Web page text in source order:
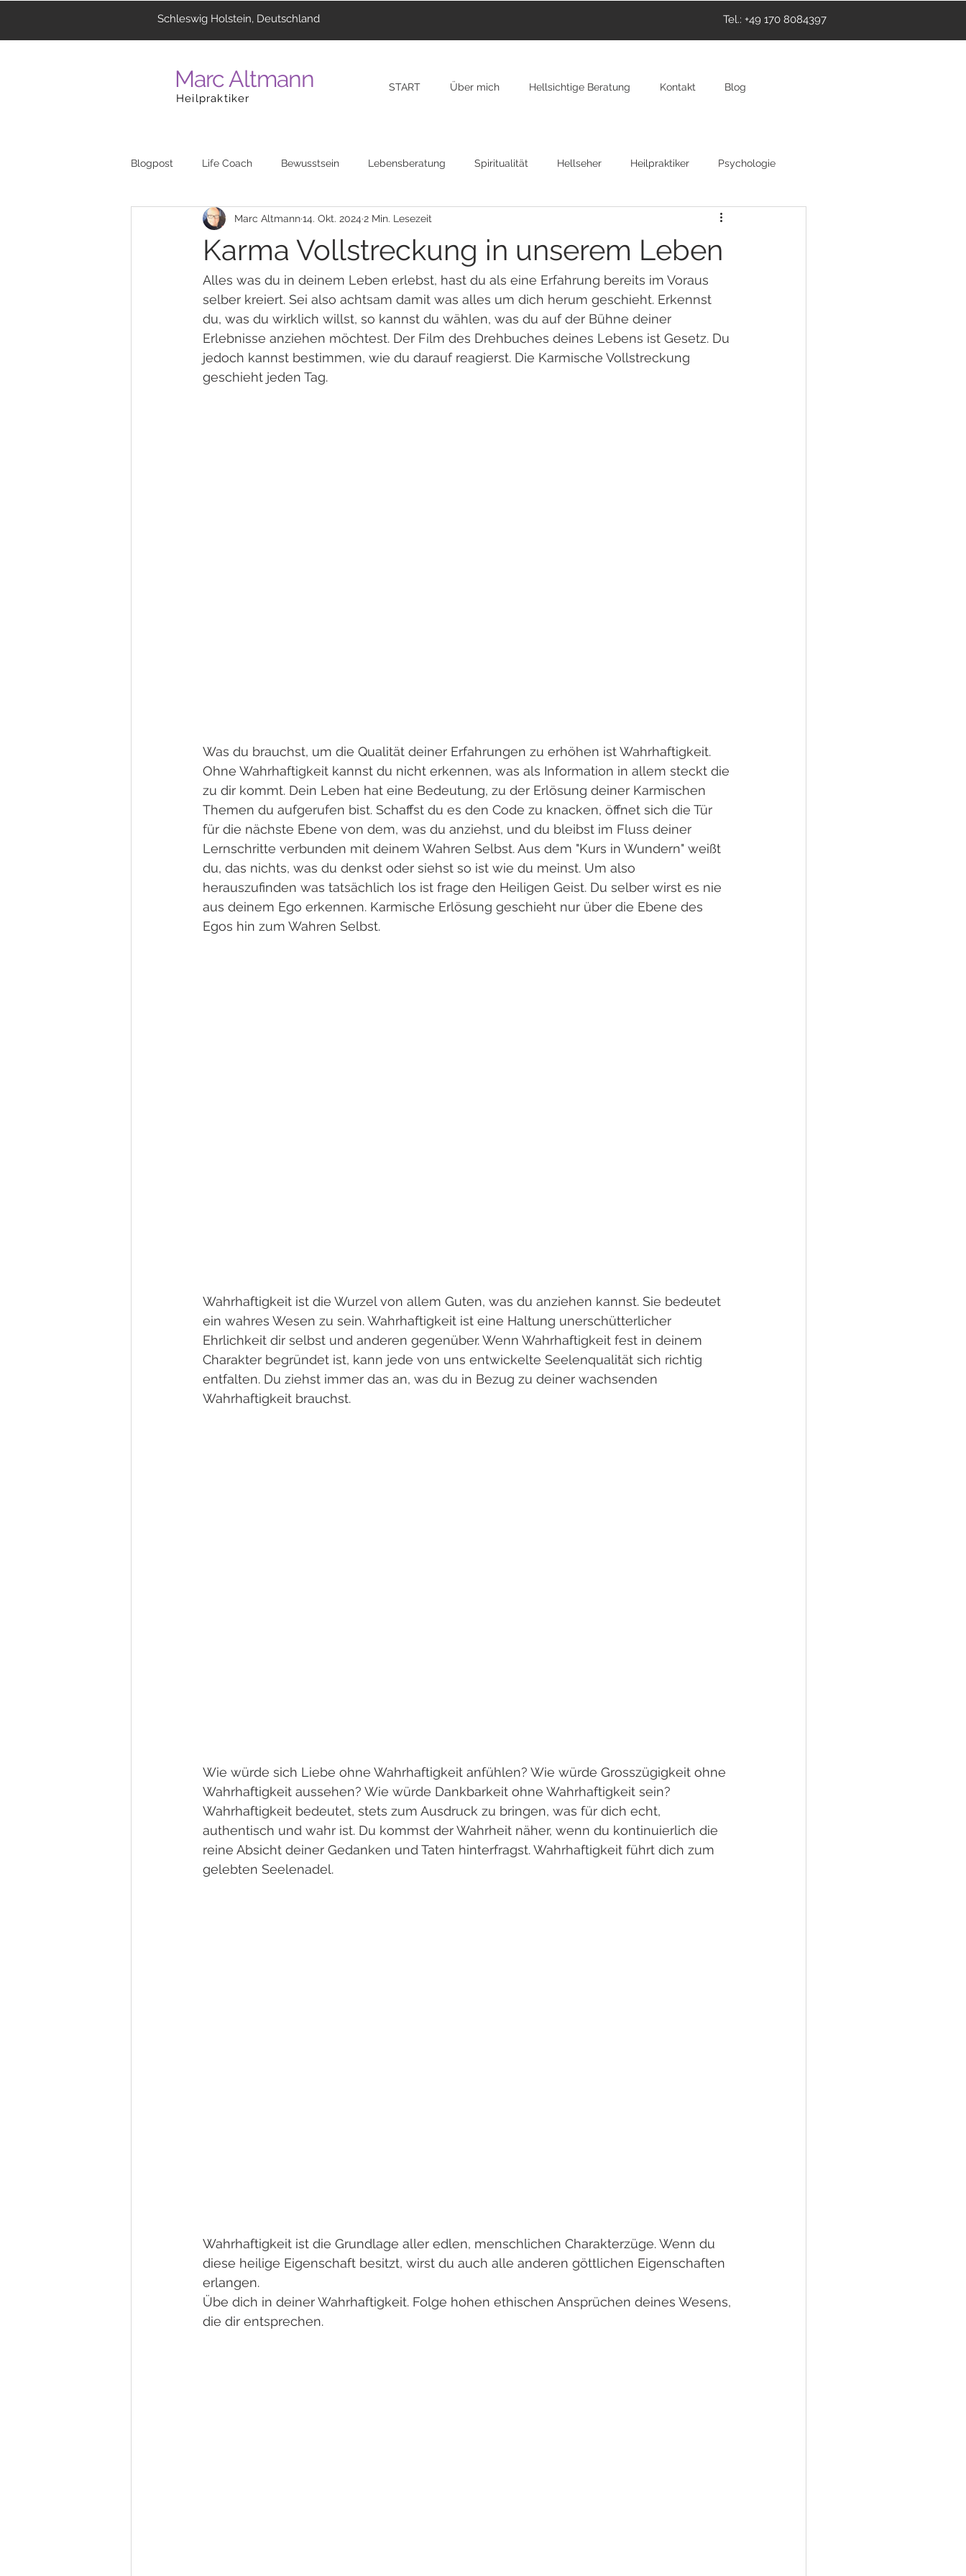
Schleswig Holstein, Deutschland Tel.: +49 170 8084397
Marc Altmann
Heilpraktiker
START Über mich Hellsichtige Beratung Kontakt Blog
Blogpost Life Coach Bewusstsein Lebensberatung Spiritualität Hellseher Heilpraktiker Psychologie
Coaching Menschen Lanzarote Transformation Hypnose
Heilzentrum Musik Religion
Karma Vollstreckung in unserem Leben
Marc Altmann14. Okt. 2024 2 Min. Lesezeit
Alles was du in deinem Leben erlebst, hast du als eine Erfahrung bereits im Voraus
selber kreiert. Sei also achtsam damit was alles um dich herum geschieht. Erkennst
du, was du wirklich willst, so kannst du wählen, was du auf der Bühne deiner
Erlebnisse anziehen möchtest. Der Film des Drehbuches deines Lebens ist Gesetz. Du
jedoch kannst bestimmen, wie du darauf reagierst. Die Karmische Vollstreckung
geschieht jeden Tag.
Was du brauchst, um die Qualität deiner Erfahrungen zu erhöhen ist Wahrhaftigkeit.
Ohne Wahrhaftigkeit kannst du nicht erkennen, was als Information in allem steckt die
zu dir kommt. Dein Leben hat eine Bedeutung, zu der Erlösung deiner Karmischen
Themen du aufgerufen bist. Schaffst du es den Code zu knacken, öffnet sich die Tür
für die nächste Ebene von dem, was du anziehst, und du bleibst im Fluss deiner
Lernschritte verbunden mit deinem Wahren Selbst. Aus dem "Kurs in Wundern" weißt
du, das nichts, was du denkst oder siehst so ist wie du meinst. Um also
herauszufinden was tatsächlich los ist frage den Heiligen Geist. Du selber wirst es nie
aus deinem Ego erkennen. Karmische Erlösung geschieht nur über die Ebene des
Egos hin zum Wahren Selbst.
Wahrhaftigkeit ist die Wurzel von allem Guten, was du anziehen kannst. Sie bedeutet
ein wahres Wesen zu sein. Wahrhaftigkeit ist eine Haltung unerschütterlicher
Ehrlichkeit dir selbst und anderen gegenüber. Wenn Wahrhaftigkeit fest in deinem
Charakter begründet ist, kann jede von uns entwickelte Seelenqualität sich richtig
entfalten. Du ziehst immer das an, was du in Bezug zu deiner wachsenden
Wahrhaftigkeit brauchst.
Wie würde sich Liebe ohne Wahrhaftigkeit anfühlen? Wie würde Grosszügigkeit ohne
Wahrhaftigkeit aussehen? Wie würde Dankbarkeit ohne Wahrhaftigkeit sein?
Wahrhaftigkeit bedeutet, stets zum Ausdruck zu bringen, was für dich echt,
authentisch und wahr ist. Du kommst der Wahrheit näher, wenn du kontinuierlich die
reine Absicht deiner Gedanken und Taten hinterfragst. Wahrhaftigkeit führt dich zum
gelebten Seelenadel.
Wahrhaftigkeit ist die Grundlage aller edlen, menschlichen Charakterzüge. Wenn du
diese heilige Eigenschaft besitzt, wirst du auch alle anderen göttlichen Eigenschaften
erlangen.
Übe dich in deiner Wahrhaftigkeit. Folge hohen ethischen Ansprüchen deines Wesens,
die dir entsprechen.